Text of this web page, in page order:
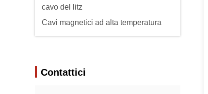
cavo del litz
Cavi magnetici ad alta temperatura
Contattici